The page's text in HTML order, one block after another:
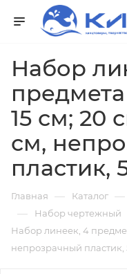
Набор
15 см; 20
см,
пластик,
Главная — Каталог —
— Набор чертежный
Набор линеек, 4
непрозрачный пластик,